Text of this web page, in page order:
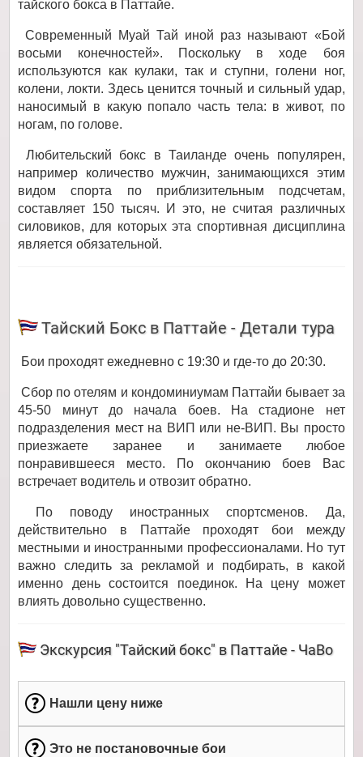
тайского бокса в Паттайе.
Современный Муай Тай иной раз называют «Бой
восьми конечностей». Поскольку в ходе боя
используются как кулаки, так и ступни, голени ног,
колени, локти. Здесь ценится точный и сильный удар,
наносимый в какую попало часть тела: в живот, по
ногам, по голове.
Любительский бокс в Таиланде очень популярен,
например количество мужчин, занимающихся этим
видом спорта по приблизительным подсчетам,
составляет 150 тысяч. И это, не считая различных
силовиков, для которых эта спортивная дисциплина
является обязательной.
Тайский Бокс в Паттайе - Детали тура
Бои проходят ежедневно с 19:30 и где-то до 20:30.
Сбор по отелям и кондоминиумам Паттайи бывает за
45-50 минут до начала боев. На стадионе нет
подразделения мест на ВИП или не-ВИП. Вы просто
приезжаете заранее и занимаете любое
понравившееся место. По окончанию боев Вас
встречает водитель и отвозит обратно.
По поводу иностранных спортсменов. Да,
действительно в Паттайе проходят бои между
местными и иностранными профессионалами. Но тут
важно следить за рекламой и подбирать, в какой
именно день состоится поединок. На цену может
влиять довольно существенно.
Экскурсия "Тайский бокс" в Паттайе - ЧаВо
Нашли цену ниже
Это не постановочные бои